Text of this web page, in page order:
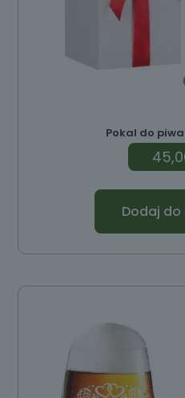
Pokal do
Dodaj do